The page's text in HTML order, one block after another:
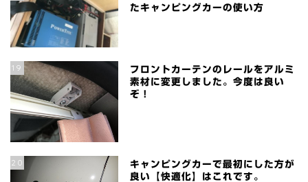
たキャンピングカーの使い方
19
フロントカーテンのレールをアルミ
素材に変更しました。今度は良い
ぞ！
20
キャンピングカーで最初にした方が
良い【快適化】はこれです。